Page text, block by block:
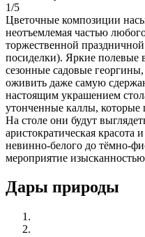
1/5
Цветочные композиции
неотъемлемая частью
торжественной
посиделки). Яркие полевые
сезонные садовые
оживить даже самую
настоящим украшением
утонченные каллы, которые
На столе они будут
аристократическая красота
невинно-белого до тёмно-
мероприятие
Дары природы